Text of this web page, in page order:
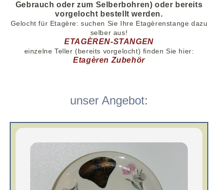
Gebrauch oder zum Selberbohren) oder bereits
vorgelocht bestellt werden.
Gelocht für Etagère: suchen Sie Ihre Etagèrenstange dazu
selber aus!
ETAGÈREN-STANGEN
einzelne Teller (bereits vorgelocht) finden Sie hier:
Etagèren Zubehör
unser Angebot: